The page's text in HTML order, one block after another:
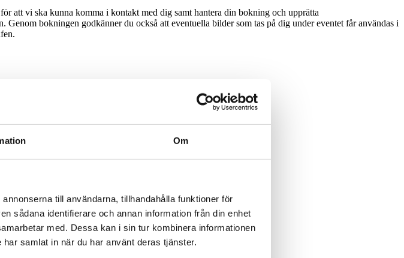
Om
till användarna, tillhandahålla funktioner för
sådana identifierare och annan information från din enhet
med. Dessa kan i sin tur kombinera informationen
samlat in när du har använt deras tjänster.
att vi ska kunna komma i kontakt med dig samt hantera din bokning och upprätta
bokningen godkänner du också att eventuella bilder som tas på dig under eventet får användas i